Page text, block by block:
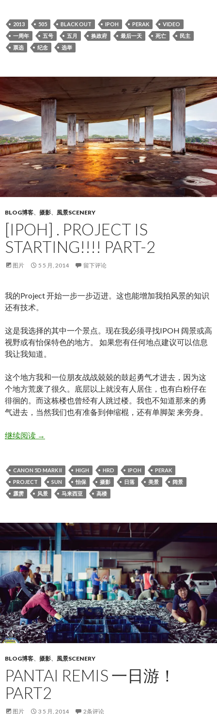
2013 505 BLACK OUT IPOH PERAK
VIDEO
一周年
五号 五月 换政府 最后一天 死亡
民主
票选
纪念 选举
BLOG博客、 摄影、 風景SCENERY
[IPOH] . PROJECT IS
STARTING!!!! PART-2
图片 5 5 月, 2014 留下评论
我的Project 开始一步一步迈进。这也能增加我拍风景的知识
还有技术。
这是我选择的其中一个景点。现在我必须寻找IPOH 阔景或高
视野或有怡保特色的地方。 如果您有任何地点建议可以信息
我让我知道。
这个地方我和一位朋友战战兢兢的鼓起勇气才进去，因为这
个地方荒废了很久。底层以上就没有人居住，也有白粉仔在
徘徊的。而这栋楼也曾经有人跳过楼。我也不知道那来的勇
气进去，当然我们也有准备到伸缩棍，还有单脚架 来旁身。
继续阅读[IPOH] . Project is Starting!!!! PART-2
→
CANON 5D MARK II HIGH HRD IPOH
PERAK
PROJECT
SUN 怡保 摄影 日落 美景
阔景
霹雳
风景 马来西亚 高楼
BLOG博客、 摄影、 風景SCENERY
PANTAI REMIS 一日游！
PART2
图片 3 5 月, 2014 2条评论